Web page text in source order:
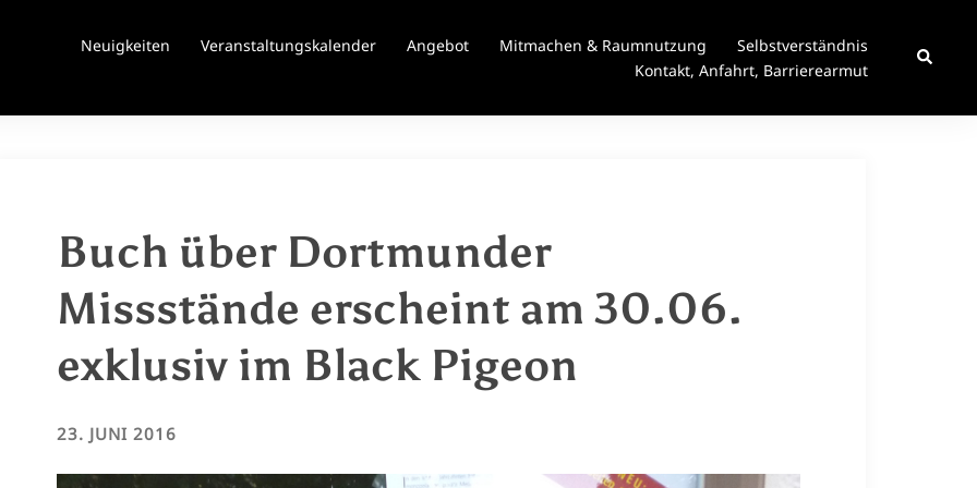
Neuigkeiten Veranstaltungskalender Angebot Mitmachen & Raumnutzung
Selbstverständnis
Kontakt, Anfahrt, Barrierearmut
Suche
Buch über Dortmunder
Missstände erscheint am 30.06.
exklusiv im Black Pigeon
23. JUNI 2016